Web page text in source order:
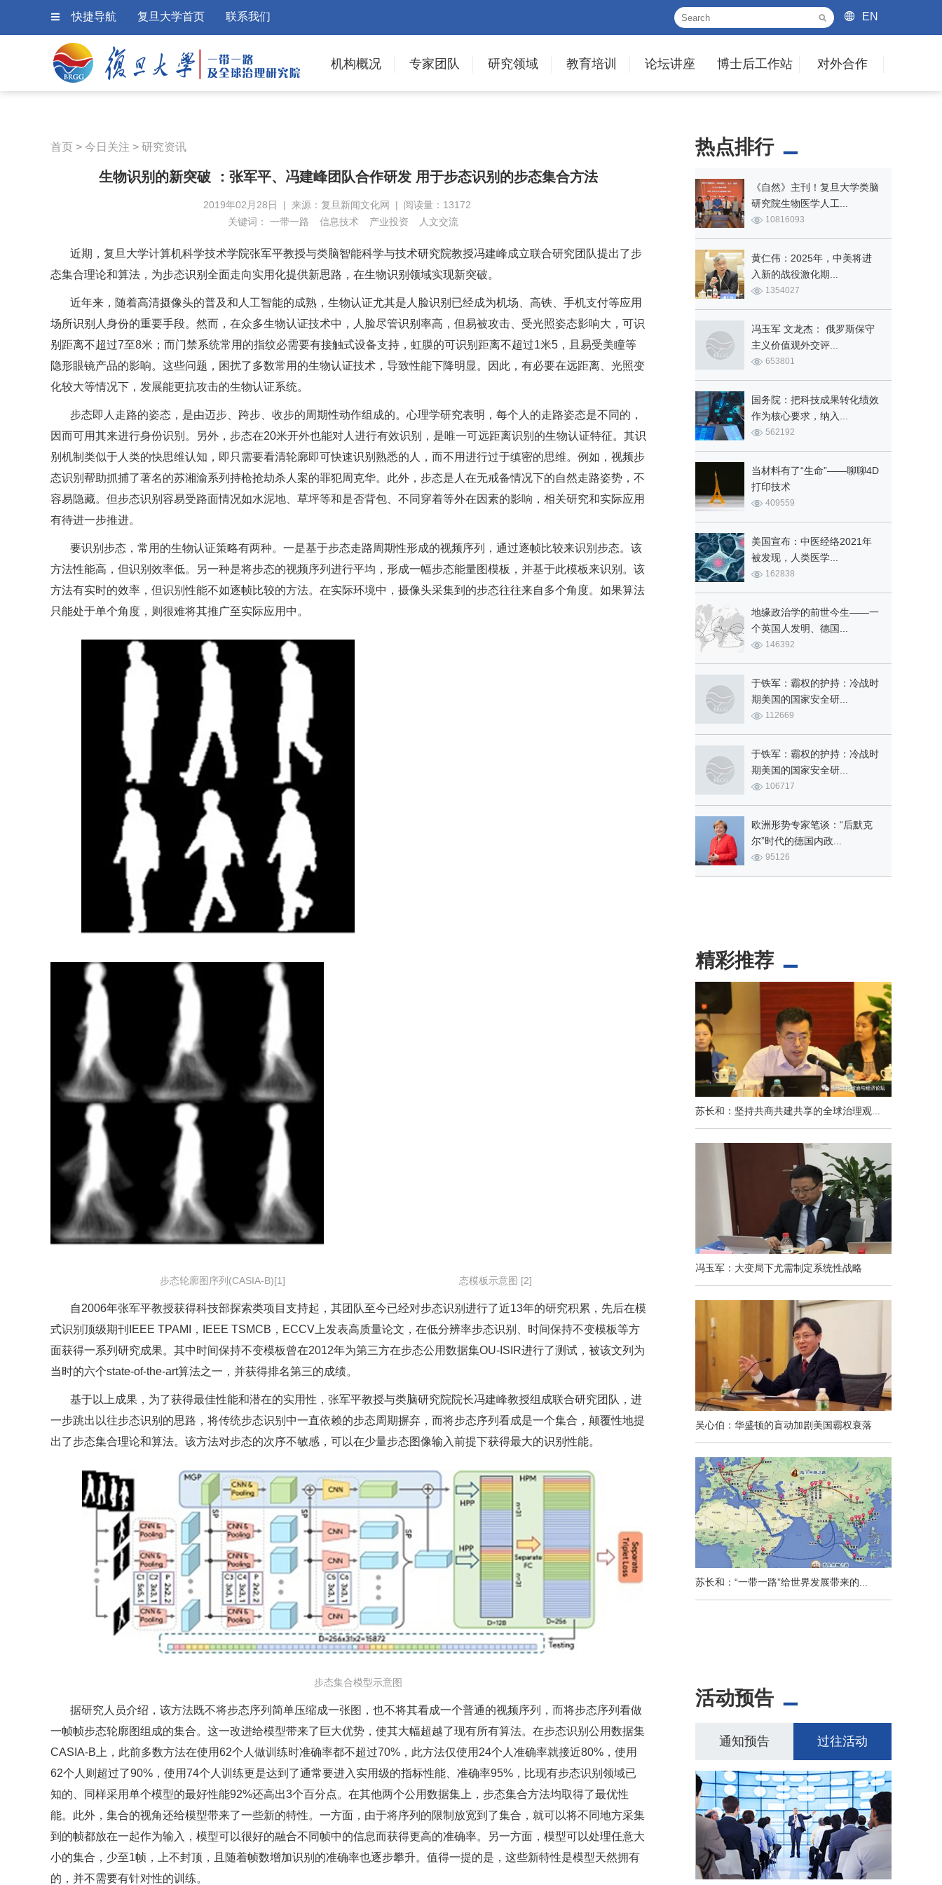
快捷导航 复旦大学首页 联系我们 EN
机构概况 专家团队 研究领域 教育培训 论坛讲座 博士后工作站 对外合作
首页 > 今日关注 > 研究资讯
生物识别的新突破 ：张军平、冯建峰团队合作研发 用于步态识别的步态集合方法
2019年02月28日 | 来源：复旦新闻文化网 | 阅读量：13172
关键词： 一带一路 信息技术 产业投资 人文交流
近期，复旦大学计算机科学技术学院张军平教授与类脑智能科学与技术研究院教授冯建峰成立联合研究团队提出了步
态集合理论和算法，为步态识别全面走向实用化提供新思路，在生物识别领域实现新突破。
近年来，随着高清摄像头的普及和人工智能的成熟，生物认证尤其是人脸识别已经成为机场、高铁、手机支付等应用
场所识别人身份的重要手段。然而，在众多生物认证技术中，人脸尽管识别率高，但易被攻击、受光照姿态影响大，可识
别距离不超过7至8米；而门禁系统常用的指纹必需要有接触式设备支持，虹膜的可识别距离不超过1米5，且易受美瞳等
隐形眼镜产品的影响。这些问题，困扰了多数常用的生物认证技术，导致性能下降明显。因此，有必要在远距离、光照变
化较大等情况下，发展能更抗攻击的生物认证系统。
步态即人走路的姿态，是由迈步、跨步、收步的周期性动作组成的。心理学研究表明，每个人的走路姿态是不同的，
因而可用其来进行身份识别。另外，步态在20米开外也能对人进行有效识别，是唯一可远距离识别的生物认证特征。其识
别机制类似于人类的快思维认知，即只需要看清轮廓即可快速识别熟悉的人，而不用进行过于缜密的思维。例如，视频步
态识别帮助抓捕了著名的苏湘渝系列持枪抢劫杀人案的罪犯周克华。此外，步态是人在无戒备情况下的自然走路姿势，不
容易隐藏。但步态识别容易受路面情况如水泥地、草坪等和是否背包、不同穿着等外在因素的影响，相关研究和实际应用
有待进一步推进。
要识别步态，常用的生物认证策略有两种。一是基于步态走路周期性形成的视频序列，通过逐帧比较来识别步态。该
方法性能高，但识别效率低。另一种是将步态的视频序列进行平均，形成一幅步态能量图模板，并基于此模板来识别。该
方法有实时的效率，但识别性能不如逐帧比较的方法。在实际环境中，摄像头采集到的步态往往来自多个角度。如果算法
只能处于单个角度，则很难将其推广至实际应用中。
步态轮廓图序列(CASIA-B)[1] 态模板示意图 [2]
自2006年张军平教授获得科技部探索类项目支持起，其团队至今已经对步态识别进行了近13年的研究积累，先后在模
式识别顶级期刊IEEE TPAMI，IEEE TSMCB，ECCV上发表高质量论文，在低分辨率步态识别、时间保持不变模板等方
面获得一系列研究成果。其中时间保持不变模板曾在2012年为第三方在步态公用数据集OU-ISIR进行了测试，被该文列为
当时的六个state-of-the-art算法之一，并获得排名第三的成绩。
基于以上成果，为了获得最佳性能和潜在的实用性，张军平教授与类脑研究院院长冯建峰教授组成联合研究团队，进
一步跳出以往步态识别的思路，将传统步态识别中一直依赖的步态周期摒弃，而将步态序列看成是一个集合，颠覆性地提
出了步态集合理论和算法。该方法对步态的次序不敏感，可以在少量步态图像输入前提下获得最大的识别性能。
步态集合模型示意图
据研究人员介绍，该方法既不将步态序列简单压缩成一张图，也不将其看成一个普通的视频序列，而将步态序列看做
一帧帧步态轮廓图组成的集合。这一改进给模型带来了巨大优势，使其大幅超越了现有所有算法。在步态识别公用数据集
CASIA-B上，此前多数方法在使用62个人做训练时准确率都不超过70%，此方法仅使用24个人准确率就接近80%，使用
62个人则超过了90%，使用74个人训练更是达到了通常要进入实用级的指标性能、准确率95%，比现有步态识别领域已
知的、同样采用单个模型的最好性能92%还高出3个百分点。在其他两个公用数据集上，步态集合方法均取得了最优性
能。此外，集合的视角还给模型带来了一些新的特性。一方面，由于将序列的限制放宽到了集合，就可以将不同地方采集
到的帧都放在一起作为输入，模型可以很好的融合不同帧中的信息而获得更高的准确率。另一方面，模型可以处理任意大
小的集合，少至1帧，上不封顶，且随着帧数增加识别的准确率也逐步攀升。值得一提的是，这些新特性是模型天然拥有
的，并不需要有针对性的训练。
热点排行
《自然》主刊！复旦大学类脑
研究院生物医学人工...
10816093
黄仁伟：2025年，中美将进
入新的战役激化期...
1354027
冯玉军 文龙杰： 俄罗斯保守
主义价值观外交评...
653801
国务院：把科技成果转化绩效
作为核心要求，纳入...
562192
当材料有了“生命”——聊聊4D
打印技术
409559
美国宣布：中医经络2021年
被发现，人类医学...
162838
地缘政治学的前世今生——一
个英国人发明、德国...
146392
于铁军：霸权的护持：冷战时
期美国的国家安全研...
112669
于铁军：霸权的护持：冷战时
期美国的国家安全研...
106717
欧洲形势专家笔谈：“后默克
尔”时代的德国内政...
95126
精彩推荐
苏长和：坚持共商共建共享的全球治理观...
冯玉军：大变局下尤需制定系统性战略
吴心伯：华盛顿的盲动加剧美国霸权衰落
苏长和：“一带一路”给世界发展带来的...
活动预告
通知预告 过往活动